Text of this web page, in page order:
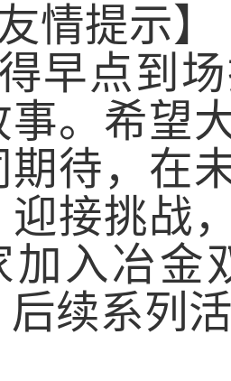
友情提示】
早点到
事。希望
期待，在
迎接挑战
加入冶金
后续系列